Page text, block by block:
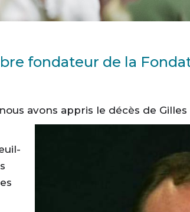
fondateur de la
avons appris le décès de Gilles